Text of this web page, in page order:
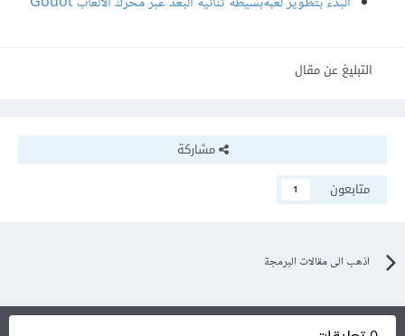
التبليغ عن مقال
مشاركة
متابعون
1
اذهب الى مقالات البرمجة